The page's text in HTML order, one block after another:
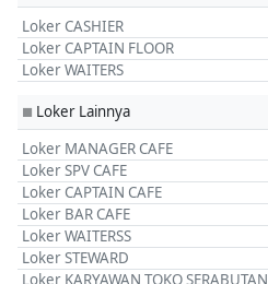
Loker CASHIER
Loker CAPTAIN FLOOR
Loker WAITERS
■ Loker Lainnya
Loker MANAGER CAFE
Loker SPV CAFE
Loker CAPTAIN CAFE
Loker BAR CAFE
Loker WAITERSS
Loker STEWARD
Loker KARYAWAN TOKO SERABUTAN